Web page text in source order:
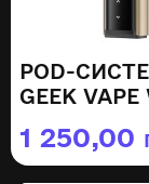
POD-
GEEK VAPE
SUNBURST
1 250,00